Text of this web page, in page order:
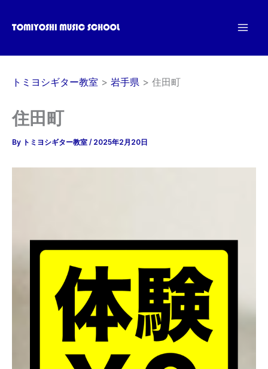
ス
トミヨシギター教室 岩手県 住田町
住田町
By トミヨシギター教室 / 2025年2月20日